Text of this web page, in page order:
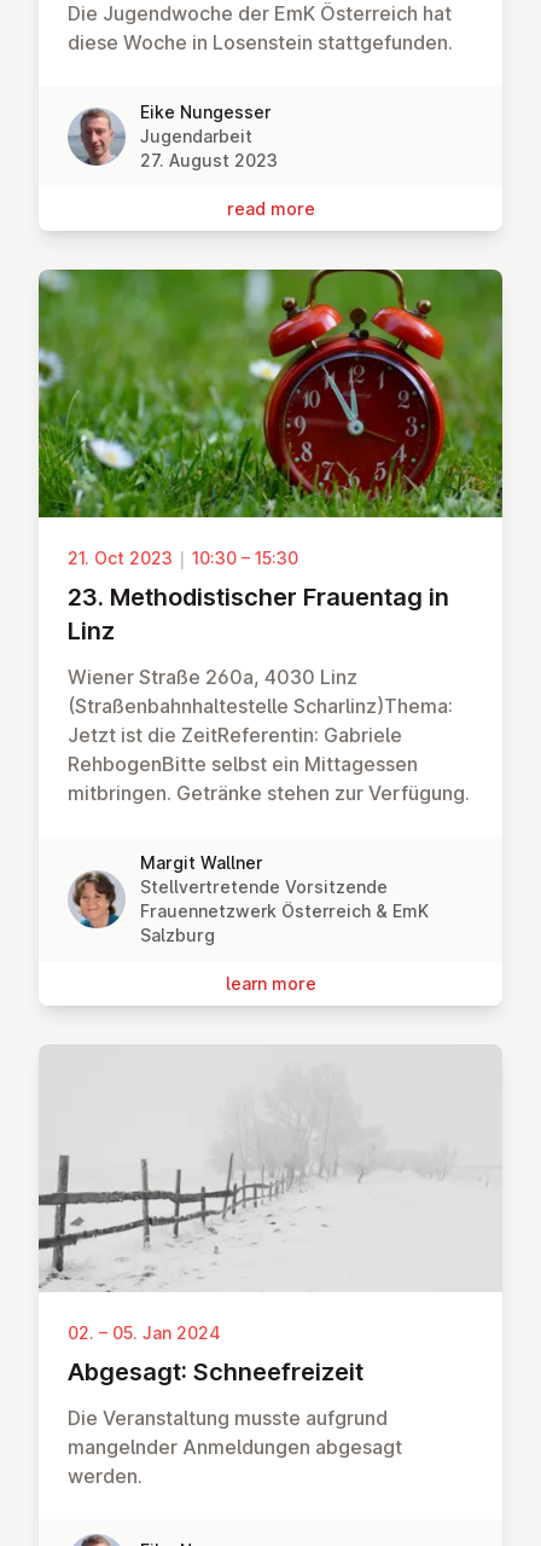
Die Jugendwoche der EmK Österreich hat
diese Woche in Losenstein stattgefunden.
Eike Nungesser
Jugendarbeit
27. August 2023
read more
21. Oct 2023 | 10:30 – 15:30
23. Meth­od­istischer Frauentag in
Linz
Wiener Straße 260a, 4030 Linz
(Straßenbahnhaltestelle Scharlinz)Thema:
Jetzt ist die ZeitReferentin: Gabriele
RehbogenBitte selbst ein Mittagessen
mitbringen. Getränke stehen zur Verfügung.
Margit Wallner
Stellvertretende Vorsitzende
Frauennetzwerk Österreich & EmK
Salzburg
learn more
02. – 05. Jan 2024
Abgesagt: Schneefreizeit
Die Veranstaltung musste aufgrund
mangelnder Anmeldungen abgesagt
werden.